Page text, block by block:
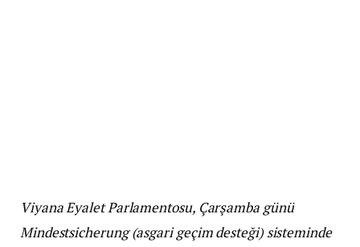
Viyana Eyalet Parlamentosu, Çarşamba günü
Mindestsicherung (asgari geçim desteği) sisteminde